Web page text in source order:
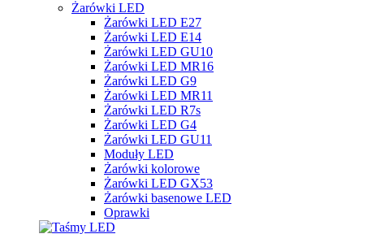
Żarówki LED
Żarówki LED E27
Żarówki LED E14
Żarówki LED GU10
Żarówki LED MR16
Żarówki LED G9
Żarówki LED MR11
Żarówki LED R7s
Żarówki LED G4
Żarówki LED GU11
Moduły LED
Żarówki kolorowe
Żarówki LED GX53
Żarówki basenowe LED
Oprawki